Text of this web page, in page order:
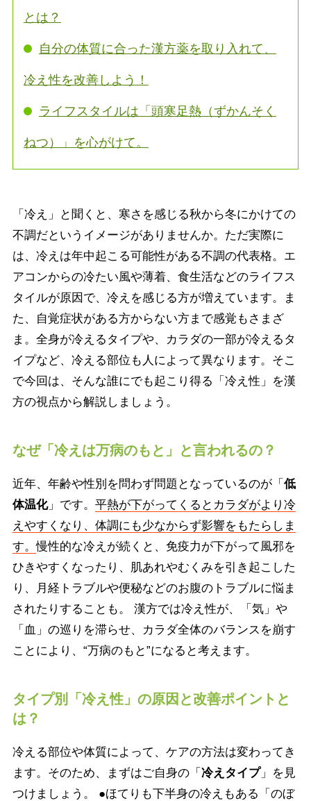
とは？
自分の体質に合った漢方薬を取り入れて、
冷え性を改善しよう！
ライフスタイルは「頭寒足熱（ずかんそく
ねつ）」を心がけて。
「冷え」と聞くと、寒さを感じる秋から冬にかけての
不調だというイメージがありませんか。ただ実際に
は、冷えは年中起こる可能性がある不調の代表格。エ
アコンからの冷たい風や薄着、食生活などのライフス
タイルが原因で、冷えを感じる方が増えています。ま
た、自覚症状がある方からない方まで感覚もさまざ
ま。全身が冷えるタイプや、カラダの一部が冷えるタ
イプなど、冷える部位も人によって異なります。そこ
で今回は、そんな誰にでも起こり得る「冷え性」を漢
方の視点から解説しましょう。
なぜ「冷えは万病のもと」と言われるの？
近年、年齢や性別を問わず問題となっているのが「 低
体温化」です。 平熱が下がってくるとカラダがより冷
えやすくなり、体調にも少なからず影響をもたらしま
す。慢性的な冷えが続くと、免疫力が下がって風邪を
ひきやすくなったり、肌あれやむくみを引き起こした
り、月経トラブルや便秘などのお腹のトラブルに悩ま
されたりすることも。 漢方では冷え性が、「気」や
「血」の巡りを滞らせ、カラダ全体のバランスを崩す
ことにより、“万病のもと”になると考えます。
タイプ別「冷え性」の原因と改善ポイントと
は？
冷える部位や体質によって、ケアの方法は変わってき
ます。そのため、まずはご自身の「 冷えタイプ」を見
つけましょう。 ●ほてりも下半身の冷えもある「のぼ